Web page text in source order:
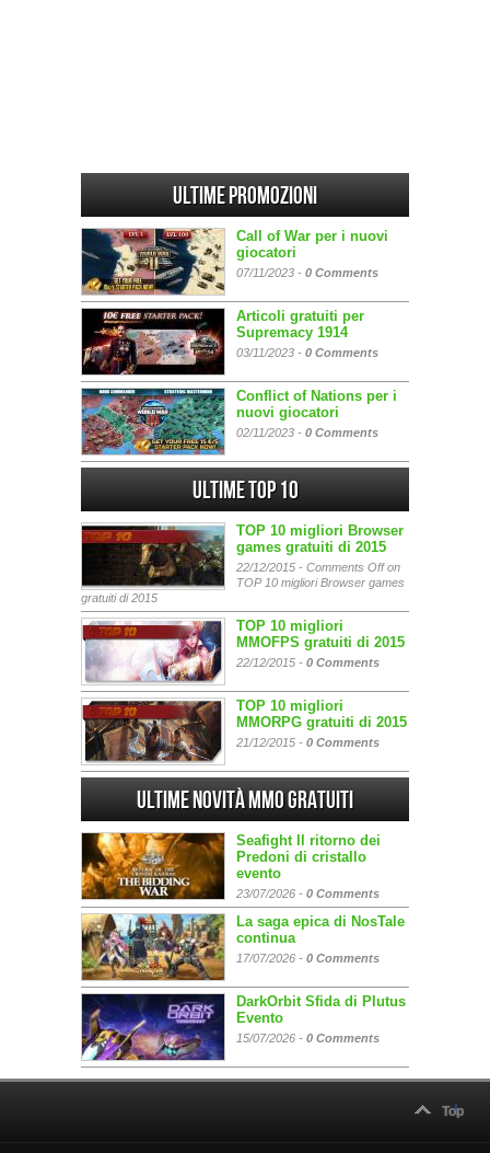
Ultime promozioni
Call of War per i nuovi
giocatori
07/11/2023 - 0 Comments
Articoli gratuiti per
Supremacy 1914
03/11/2023 - 0 Comments
Conflict of Nations per i
nuovi giocatori
02/11/2023 - 0 Comments
Ultime Top 10
TOP 10 migliori Browser
games gratuiti di 2015
22/12/2015 - Comments Offon
TOP 10 migliori Browser games
gratuiti di 2015
TOP 10 migliori
MMOFPS gratuiti di 2015
22/12/2015 - 0 Comments
TOP 10 migliori
MMORPG gratuiti di 2015
21/12/2015 - 0 Comments
Ultime Novità MMO gratuiti
Seafight Il ritorno dei
Predoni di cristallo
evento
23/07/2026 - 0 Comments
La saga epica di NosTale
continua
17/07/2026 - 0 Comments
DarkOrbit Sfida di Plutus
Evento
15/07/2026 - 0 Comments
Top